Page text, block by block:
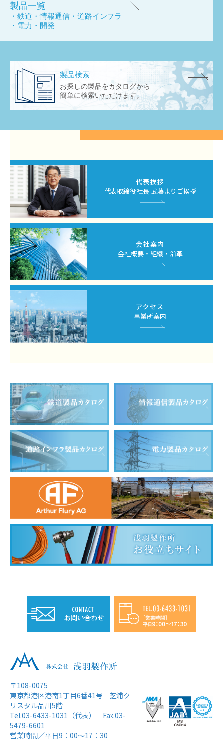
製品一覧
・鉄道 ・情報通信 ・道路インフラ
・電力 ・開発
製品検索
お探しの製品をカタログから
簡単に検索いただけます。
代表挨拶
代表取締役社長 武藤よりご挨拶
会社案内
会社概要・組織・沿革
アクセス
事業所案内
〒108-0075
東京都港区港南1丁目6番41号 芝浦ク
リスタル品川5階
Tel.03-6433-1031 （代表） Fax.03-
5479-6601
営業時間／平日9：00〜17：30